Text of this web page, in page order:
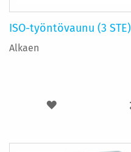
ISO-työntövaunu (3 STE)
Alkaen
LISÄÄ